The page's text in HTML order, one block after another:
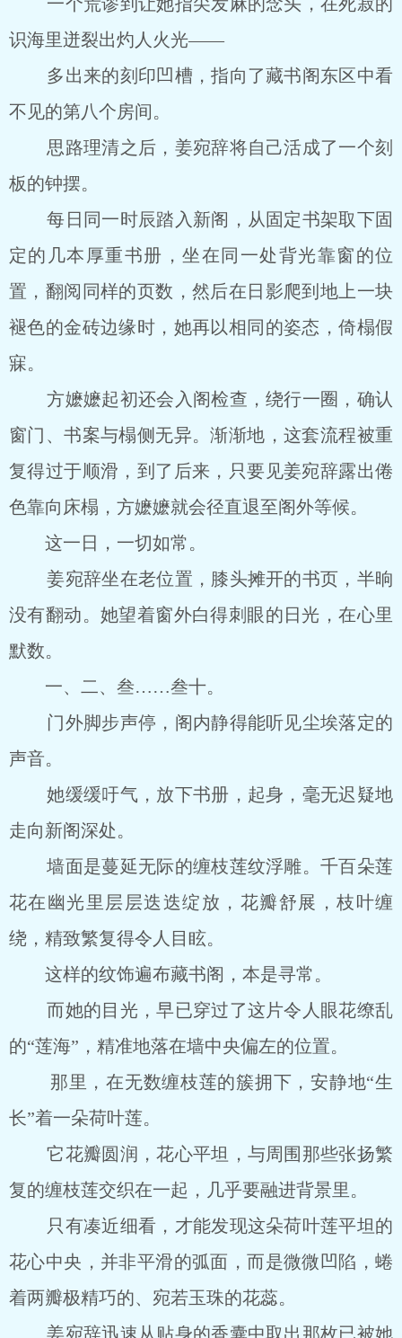
识海里迸裂出灼人火光――
多出来的刻印凹槽，指向了藏书阁东区中看
不见的第八个房间。
思路理清之后，姜宛辞将自己活成了一个刻
板的钟摆。
每日同一时辰踏入新阁，从固定书架取下固
定的几本厚重书册，坐在同一处背光靠窗的位
置，翻阅同样的页数，然后在日影爬到地上一块
褪色的金砖边缘时，她再以相同的姿态，倚榻假
寐。
方嬷嬷起初还会入阁检查，绕行一圈，确认
窗门、书案与榻侧无异。渐渐地，这套流程被重
复得过于顺滑，到了后来，只要见姜宛辞露出倦
色靠向床榻，方嬷嬷就会径直退至阁外等候。
这一日，一切如常。
姜宛辞坐在老位置，膝头摊开的书页，半晌
没有翻动。她望着窗外白得刺眼的日光，在心里
默数。
一、二、叁……叁十。
门外脚步声停，阁内静得能听见尘埃落定的
声音。
她缓缓吁气，放下书册，起身，毫无迟疑地
走向新阁深处。
墙面是蔓延无际的缠枝莲纹浮雕。千百朵莲
花在幽光里层层迭迭绽放，花瓣舒展，枝叶缠
绕，精致繁复得令人目眩。
这样的纹饰遍布藏书阁，本是寻常。
而她的目光，早已穿过了这片令人眼花缭乱
的“莲海”，精准地落在墙中央偏左的位置。
那里，在无数缠枝莲的簇拥下，安静地“生
长”着一朵荷叶莲。
它花瓣圆润，花心平坦，与周围那些张扬繁
复的缠枝莲交织在一起，几乎要融进背景里。
只有凑近细看，才能发现这朵荷叶莲平坦的
花心中央，并非平滑的弧面，而是微微凹陷，蜷
着两瓣极精巧的、宛若玉珠的花蕊。
姜宛辞迅速从贴身的香囊中取出那枚已被她